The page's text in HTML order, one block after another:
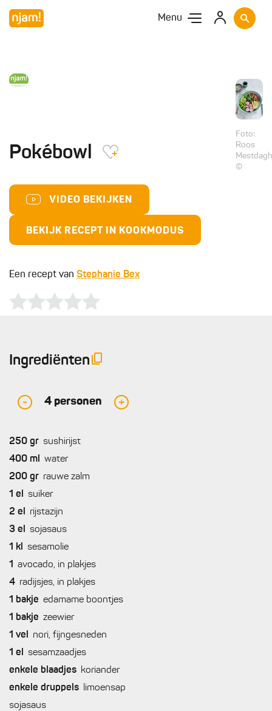
Menu
Pokébowl
VIDEO BEKIJKEN
BEKIJK RECEPT IN KOOKMODUS
Een recept van Stephanie Bex
Foto:
Roos
©
Ingrediënten
- 4 personen +
250 gr sushirijst
400 ml
water
200 gr rauwe zalm
1 el
suiker
2 el
rijstazijn
3 el
sojasaus
1 kl
sesamolie
1
avocado, in plakjes
4 radijsjes, in plakjes
1 bakje edamame boontjes
1 bakje zeewier
1 vel
nori, fijngesneden
1 el
sesamzaadjes
enkele blaadjes koriander
enkele druppels
limoensap
sojasaus